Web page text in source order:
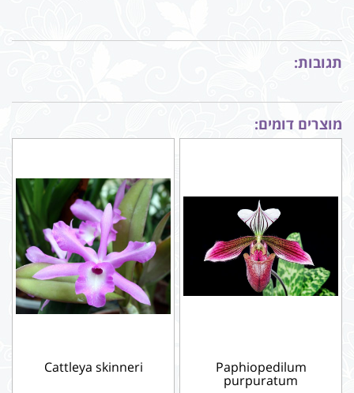
תגובות:
מוצרים דומים:
Paphiopedilum
purpuratum
Cattleya skinneri